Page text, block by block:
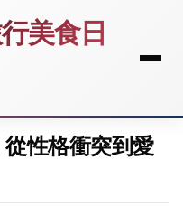
美食日
性格衝突到愛